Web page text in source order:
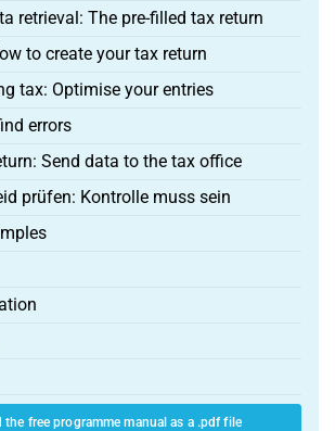
retrieval: The pre-filled tax return
to create your tax return
tax: Optimise your entries
errors
Send data to the tax office
prüfen: Kontrolle muss sein
the free programme manual as a .pdf file